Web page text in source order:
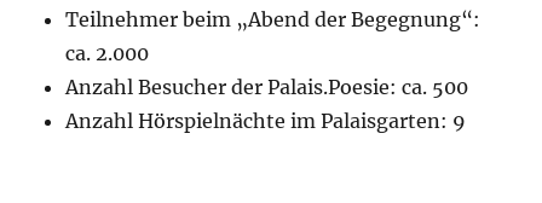
Teilnehmer beim „Abend der Begegnung“:
ca. 2.000
Anzahl Besucher der Palais.Poesie: ca. 500
Anzahl Hörspielnächte im Palaisgarten: 9